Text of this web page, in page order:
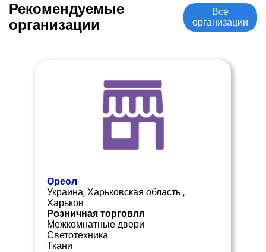
Рекомендуемые
организации
Все
организации
Ореол
Украина, Харьковская область ,
Харьков
Розничная торговля
Межкомнатные двери
Светотехника
Ткани